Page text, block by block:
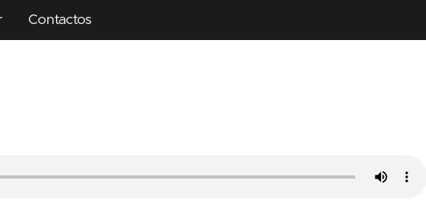
Contactos